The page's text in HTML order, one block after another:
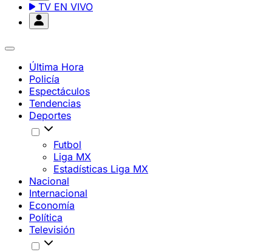
TV EN VIVO
Última Hora
Policía
Espectáculos
Tendencias
Deportes
Futbol
Liga MX
Estadísticas Liga MX
Nacional
Internacional
Economía
Política
Televisión